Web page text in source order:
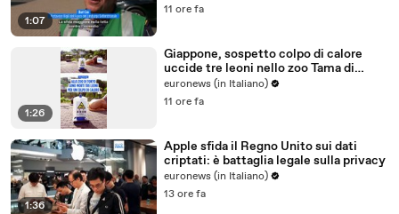
1:07
11 ore fa
1:26
Giappone, sospetto colpo di calore
uccide tre leoni nello zoo Tama di
Tokyo
euronews (in Italiano)
11 ore fa
1:36
Apple sfida il Regno Unito sui dati
criptati: è battaglia legale sulla privacy
euronews (in Italiano)
13 ore fa